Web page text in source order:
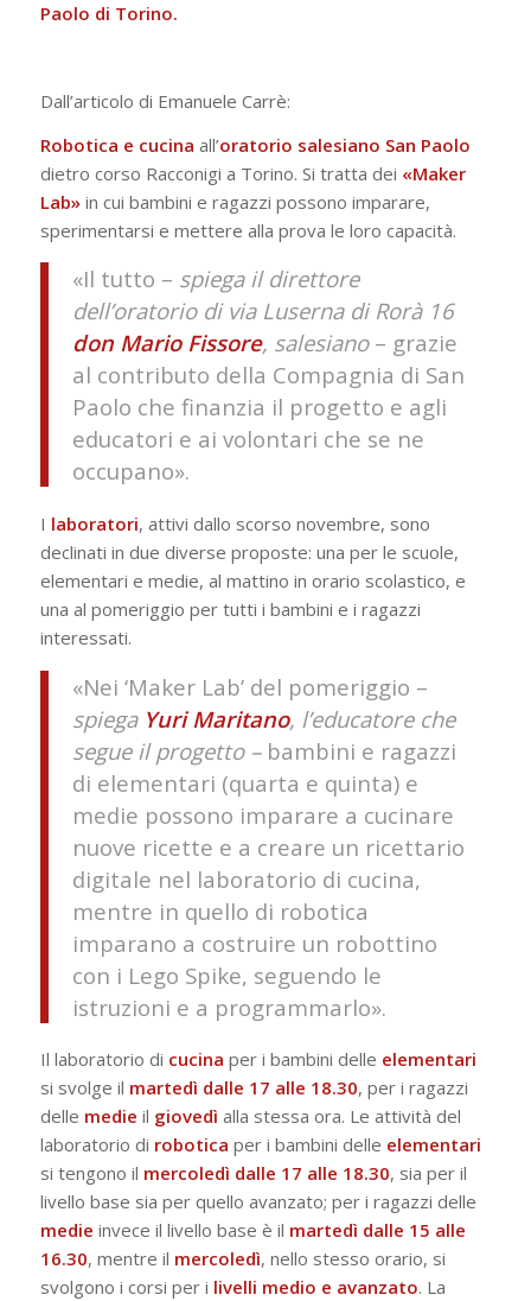
Paolo di Torino.
Dall’articolo di Emanuele Carrè:
Robotica e cucina all’oratorio salesiano San Paolo
dietro corso Racconigi a Torino. Si tratta dei «Maker
Lab»in cui bambini e ragazzi possono imparare,
sperimentarsi e mettere alla prova le loro capacità.
«Il tutto – spiega il direttore
dell’oratorio di via Luserna di Rorà 16
don Mario Fissore, salesiano– grazie
al contributo della Compagnia di San
Paolo che finanzia il progetto e agli
educatori e ai volontari che se ne
occupano».
I laboratori, attivi dallo scorso novembre, sono
declinati in due diverse proposte: una per le scuole,
elementari e medie, al mattino in orario scolastico, e
una al pomeriggio per tutti i bambini e i ragazzi
interessati.
«Nei ‘Maker Lab’ del pomeriggio –
spiega Yuri Maritano, l’educatore che
segue il progetto –bambini e ragazzi
di elementari (quarta e quinta) e
medie possono imparare a cucinare
nuove ricette e a creare un ricettario
digitale nel laboratorio di cucina,
mentre in quello di robotica
imparano a costruire un robottino
con i Lego Spike, seguendo le
istruzioni e a programmarlo».
Il laboratorio di cucina per i bambini delle elementari
si svolge il martedì dalle 17 alle 18.30, per i ragazzi
delle medie il giovedì alla stessa ora. Le attività del
laboratorio di robotica per i bambini delle elementari
si tengono il mercoledì dalle 17 alle 18.30, sia per il
livello base sia per quello avanzato; per i ragazzi delle
medie invece il livello base è il martedì dalle 15 alle
16.30, mentre il mercoledì, nello stesso orario, si
svolgono i corsi per i livelli medio e avanzato. La